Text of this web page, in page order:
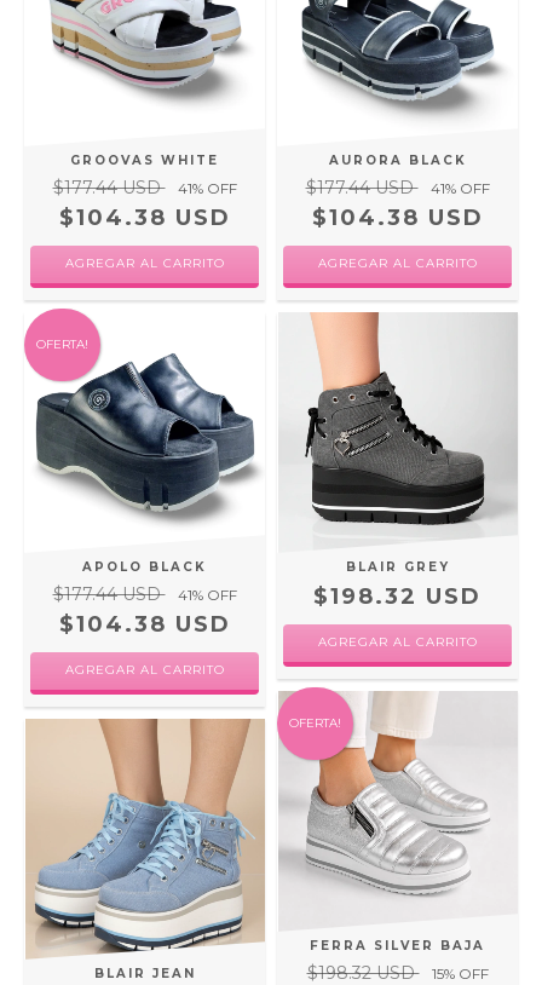
GROOVAS WHITE
$177.44 USD 41% OFF
$104.38 USD
AGREGAR AL CARRITO
AURORA BLACK
$177.44 USD 41% OFF
$104.38 USD
AGREGAR AL CARRITO
OFERTA!
APOLO BLACK
$177.44 USD 41% OFF
$104.38 USD
AGREGAR AL CARRITO
BLAIR GREY
$198.32 USD
AGREGAR AL CARRITO
BLAIR JEAN
OFERTA!
FERRA SILVER BAJA
$198.32 USD 15% OFF